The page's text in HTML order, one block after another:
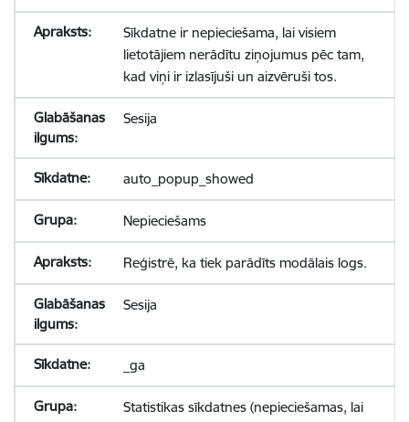
Sīkdatne ir nepieciešama, lai visiem
lietotājiem nerādītu ziņojumus pēc tam,
kad viņi ir izlasījuši un aizvēruši tos.
Sesija
auto_popup_showed
Nepieciešams
Reģistrē, ka tiek parādīts modālais logs.
Sesija
_ga
Statistikas sīkdatnes (nepieciešamas, lai